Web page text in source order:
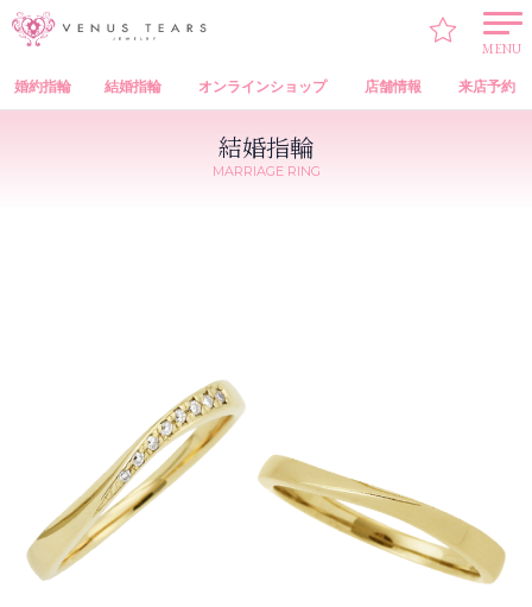
MENU
婚約指輪 結婚指輪 オンラインショップ 店舗情報 来店予約
VENUS TEARS
結婚指輪
MARRIAGE RING